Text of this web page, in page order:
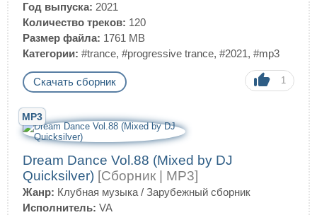
Год выпуска: 2021
Количество треков: 120
Размер файла: 1761 MB
Категории: #trance, #progressive trance, #2021, #mp3
Скачать сборник 1
MP3
Dream Dance Vol.88 (Mixed by DJ
Quicksilver) [Сборник | MP3]
Жанр: Клубная музыка / Зарубежный сборник
Исполнитель: VA